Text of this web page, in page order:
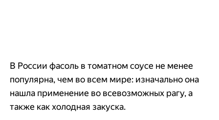
В России фасоль в томатном соусе не менее
популярна, чем во всем мире: изначально она
нашла применение во всевозможных рагу, а
также как холодная закуска.